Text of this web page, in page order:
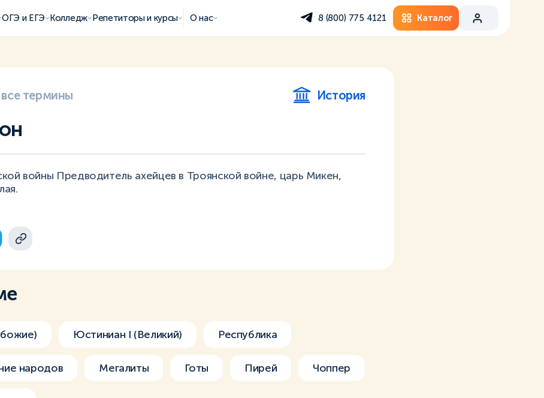
ОГЭ и ЕГЭ Колледж Репетиторы и курсы О нас 8 (800) 775 4121 Каталог
термины История
войны Предводитель ахейцев в Троянской войне, царь Микен,
Юстиниан I (Великий) Республика
народов Мегалиты Готы Пирей Чоппер